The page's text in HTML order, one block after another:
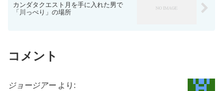
カンダタクエスト月を手に入れた男で
「川っぺり」の場所
コメント
ジョージアー より: